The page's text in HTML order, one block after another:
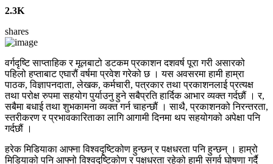
2.3K
shares
वर्गदृष्टि साप्ताहिक र मूलबाटो डटकम प्रकाशन दशवर्ष पूरा गरी असारको
पहिलो हप्ताबाट एघारौं वर्षमा प्रवेश गरेको छ । यस अवसरमा हामी हाम्रा
पाठक, विज्ञापनदाता, लेखक, कर्मचारी, पत्रकार तथा प्रकाशनलाई प्रत्यक्ष
तथा परोक्ष रुपमा सहयोग पुर्याउनु हुने सबैप्रति हार्दिक आभार व्यक्त गर्दछौं । र,
सबैमा बधाई तथा शुभकामना व्यक्त गर्न चाहन्छौं । साथै, प्रकाशनको निरन्तरता,
स्तरीकरण र प्रभावकारिताका लागि आगामी दिनमा थप सहयोगको अपेक्षा पनि
गर्दछौं ।
हरेक मिडियाका आफ्ना विश्वदृष्टिकोण हुन्छन् र पक्षधरता पनि हुन्छन् । हाम्रो
मिडियाको पनि आफ्नो विश्वदृष्टिकोण र पक्षधरता रहेको हामी सगर्व घोषणा गर्दै